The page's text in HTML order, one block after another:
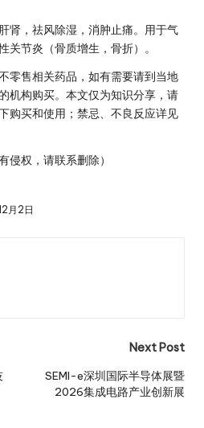
肾，祛风除湿，消肿止痛。用于气
关节炎（骨质增生，骨折）。
零售相关药品，如有需要请到当地
机构购买。本文仅为知识分享，请
购买和使用；禁忌、不良反应详见
侵权，请联系删除）
月2日
Next Post
SEMI-e深圳国际半导体展暨
2026集成电路产业创新展